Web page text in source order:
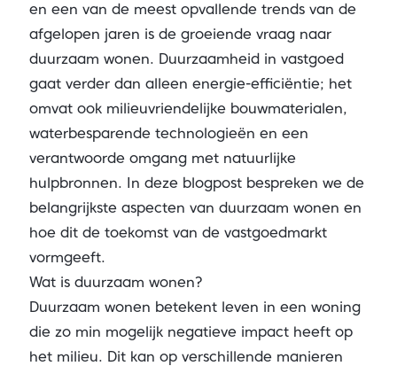
en een van de meest opvallende trends van de
afgelopen jaren is de groeiende vraag naar
duurzaam wonen. Duurzaamheid in vastgoed
gaat verder dan alleen energie-efficiëntie; het
omvat ook milieuvriendelijke bouwmaterialen,
waterbesparende technologieën en een
verantwoorde omgang met natuurlijke
hulpbronnen. In deze blogpost bespreken we de
belangrijkste aspecten van duurzaam wonen en
hoe dit de toekomst van de vastgoedmarkt
vormgeeft.
Wat is duurzaam wonen?
Duurzaam wonen betekent leven in een woning
die zo min mogelijk negatieve impact heeft op
het milieu. Dit kan op verschillende manieren